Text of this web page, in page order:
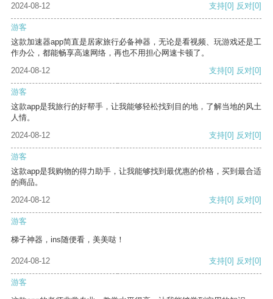
2024-08-12 支持[0] 反对[0]
游客
这款加速器app简直是居家旅行必备神器，无论是看视频、玩游戏还是工
作办公，都能畅享高速网络，再也不用担心网速卡顿了。
2024-08-12
支持[0] 反对[0]
游客
这款app是我旅行的好帮手，让我能够轻松找到目的地，了解当地的风土
人情。
2024-08-12
支持[0] 反对[0]
游客
这款app是我购物的得力助手，让我能够找到最优惠的价格，买到最合适
的商品。
2024-08-12
支持[0] 反对[0]
游客
梯子神器，ins随便看，美美哒！
2024-08-12 支持[0] 反对[0]
游客